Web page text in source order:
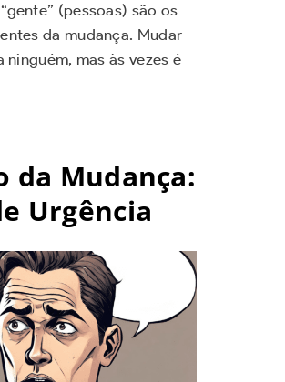
(pessoas) são os
da mudança. Mudar
ninguém, mas às vezes é
da Mudança:
Urgência